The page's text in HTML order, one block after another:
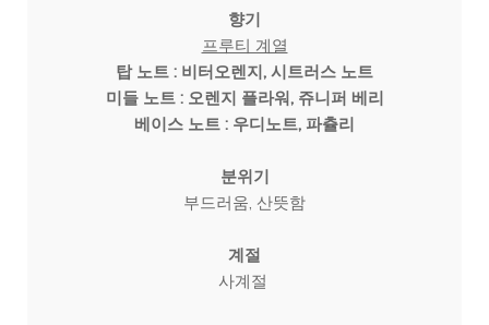
향기
프루티 계열
탑 노트 : 비터오렌지, 시트러스 노트
미들 노트 : 오렌지 플라워, 쥬니퍼 베리
베이스 노트 : 우디노트, 파츌리
분위기
부드러움, 산뜻함
계절
사계절